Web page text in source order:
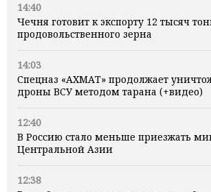
14:40
Чечня готовит к экспорту 12 тысяч
продовольственного зерна
14:03
Спецназ «АХМАТ» продолжает
дроны ВСУ методом тарана (+видео)
12:40
В Россию стало меньше приезжать
Центральной Азии
12:38